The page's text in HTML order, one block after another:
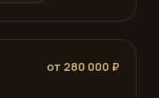
от 280 000 ₽